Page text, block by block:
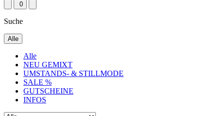
0
Suche
Alle
Alle
NEU GEMIXT
UMSTANDS- & STILLMODE
SALE %
GUTSCHEINE
INFOS